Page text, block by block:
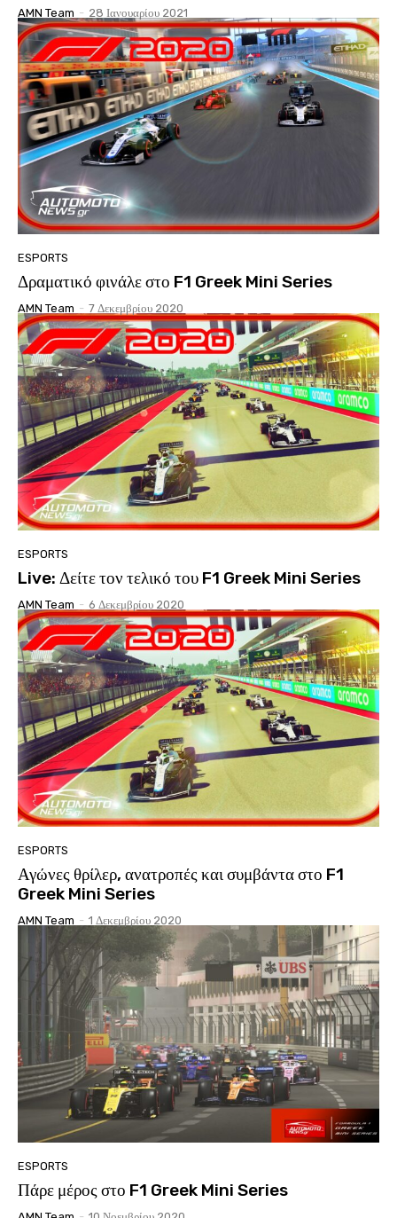
AMN Team - 28 Ιανουαρίου 2021
ESPORTS
Δραματικό φινάλε στο F1 Greek Mini Series
AMN Team - 7 Δεκεμβρίου 2020
ESPORTS
Live: Δείτε τον τελικό του F1 Greek Mini Series
AMN Team - 6 Δεκεμβρίου 2020
ESPORTS
Αγώνες θρίλερ, ανατροπές και συμβάντα στο F1
Greek Mini Series
AMN Team - 1 Δεκεμβρίου 2020
ESPORTS
Πάρε μέρος στο F1 Greek Mini Series